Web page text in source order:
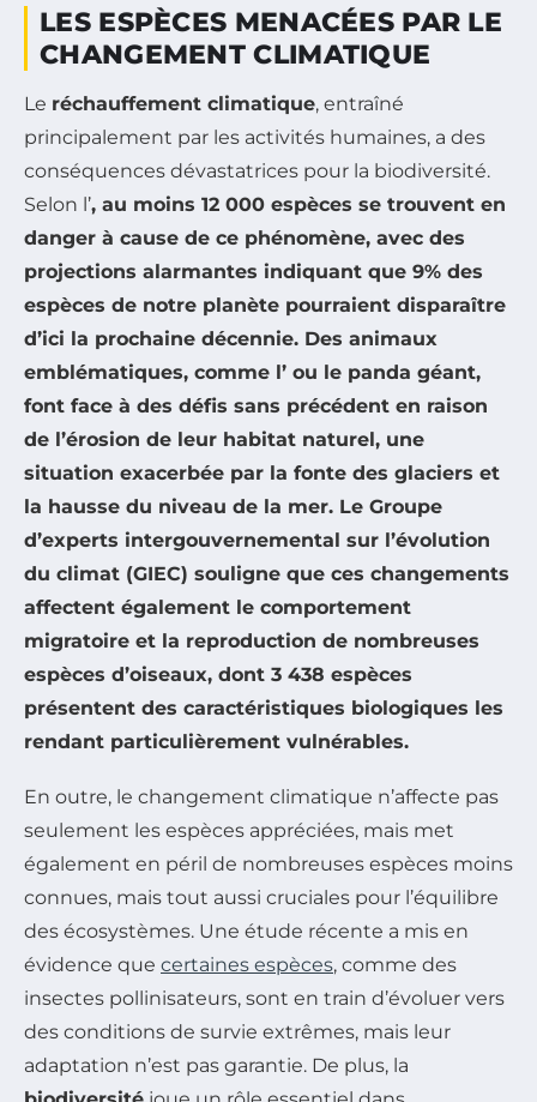
LES ESPÈCES MENACÉES PAR LE
CHANGEMENT CLIMATIQUE
Le réchauffement climatique, entraîné
principalement par les activités humaines, a des
conséquences dévastatrices pour la biodiversité.
Selon l’, au moins 12 000 espèces se trouvent en
danger à cause de ce phénomène, avec des
projections alarmantes indiquant que 9% des
espèces de notre planète pourraient disparaître
d’ici la prochaine décennie. Des animaux
emblématiques, comme l’ ou le panda géant,
font face à des défis sans précédent en raison
de l’érosion de leur habitat naturel, une
situation exacerbée par la fonte des glaciers et
la hausse du niveau de la mer. Le Groupe
d’experts intergouvernemental sur l’évolution
du climat (GIEC) souligne que ces changements
affectent également le comportement
migratoire et la reproduction de nombreuses
espèces d’oiseaux, dont 3 438 espèces
présentent des caractéristiques biologiques les
rendant particulièrement vulnérables.
En outre, le changement climatique n’affecte pas
seulement les espèces appréciées, mais met
également en péril de nombreuses espèces moins
connues, mais tout aussi cruciales pour l’équilibre
des écosystèmes. Une étude récente a mis en
évidence que certaines espèces, comme des
insectes pollinisateurs, sont en train d’évoluer vers
des conditions de survie extrêmes, mais leur
adaptation n’est pas garantie. De plus, la